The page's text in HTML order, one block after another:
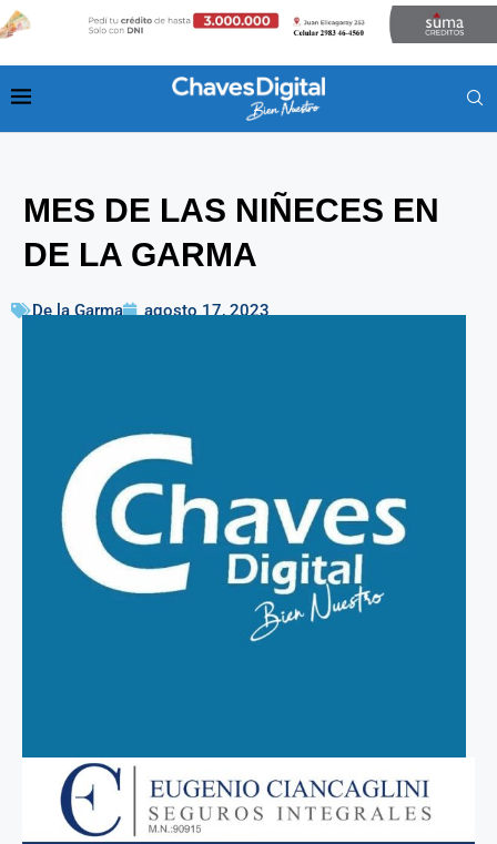
MES DE LAS NIÑECES EN
DE LA GARMA
De la Garma agosto 17, 2023